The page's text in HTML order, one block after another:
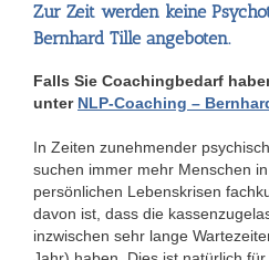
Zur Zeit werden keine
Bernhard Tille angeboten.
Falls Sie Coachingbedarf
unter NLP-Coaching –
In Zeiten zunehmender
suchen immer mehr Menschen
persönlichen Lebenskrisen
davon ist, dass die
inzwischen sehr lange